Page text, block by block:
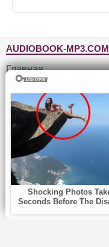
AUDIOBOOK-MP3.COM
Главная
Жанры
Блог
Топ-100
Авторы
Исполнители
Обратная связь